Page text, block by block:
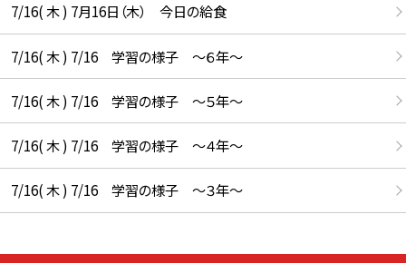
7/16( 木 ) 7月16日（木） 今日の給食
7/16( 木 ) 7/16 学習の様子 ～６年～
7/16( 木 ) 7/16 学習の様子 ～５年～
7/16( 木 ) 7/16 学習の様子 ～４年～
7/16( 木 ) 7/16 学習の様子 ～３年～